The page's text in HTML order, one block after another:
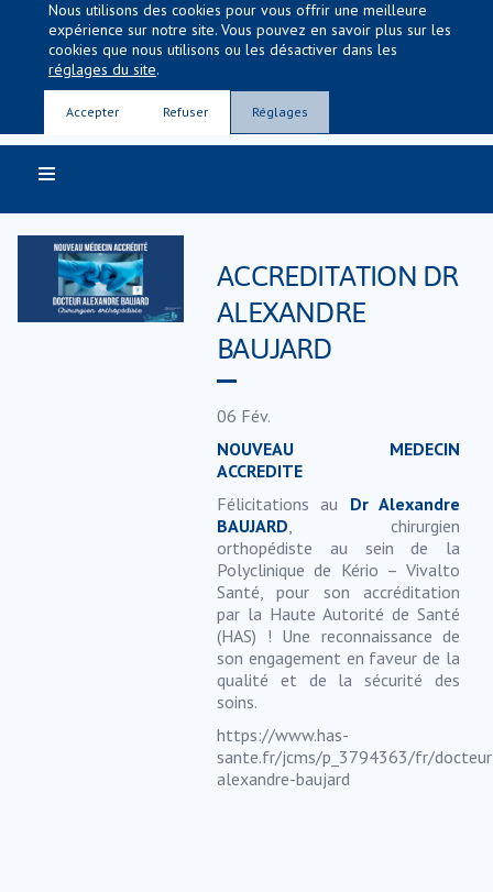
ACCREDITATION DR
ALEXANDRE
BAUJARD
06 Fév.
NOUVEAU MEDECIN
ACCREDITE
Félicitations au Dr Alexandre
BAUJARD, chirurgien
orthopédiste au sein de la
Polyclinique de Kério – Vivalto
Santé, pour son accréditation
par la Haute Autorité de Santé
(HAS) ! Une reconnaissance de
son engagement en faveur de la
qualité et de la sécurité des
soins.
https://www.has-
sante.fr/jcms/p_3794363/fr/
alexandre-baujard
Nous utilisons des cookies pour vous offrir une meilleure
expérience sur notre site. Vous pouvez en savoir plus sur les
cookies que nous utilisons ou les désactiver dans les
réglages du site.
Accepter Refuser Réglages